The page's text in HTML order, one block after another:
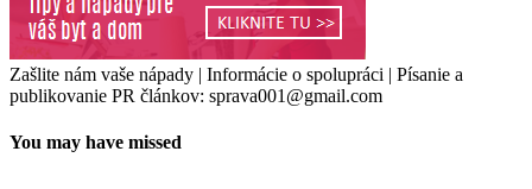
Zašlite nám vaše nápady | Informácie o spolupráci | Písanie a
publikovanie PR článkov: sprava001@gmail.com
You may have missed